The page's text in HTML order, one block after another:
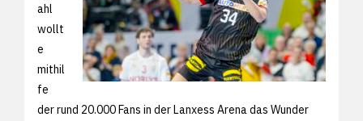
ahl
wollt
e
mithil
fe
der rund 20.000 Fans in der Lanxess Arena das Wunder